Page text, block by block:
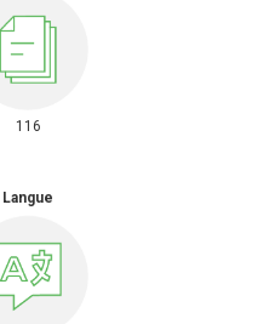
116
Langue